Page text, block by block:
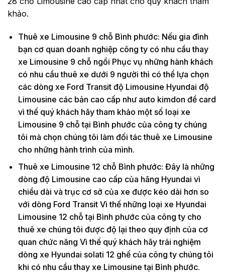
khảo.
Thuê xe Limousine 9 chỗ Bình phước: Nếu gia đình
bạn cơ quan doanh nghiệp công ty có nhu cầu thay
xe Limousine 9 chỗ ngồi Phục vụ những hành khách
có nhu cầu thuê xe dưới 9 người thì có thể lựa chọn
các dòng xe Ford Transit độ Limousine Hyundai độ
Limousine các bản cao cấp như auto kimdon đề card
vì thế quý khách hãy tham khảo một số loại xe
Limousine 9 chỗ tại Bình phước của công ty chúng
tôi mà chọn chúng tôi làm đối tác thuê xe Limousine
cho những hành trình của mình.
Thuê xe Limousine 12 chỗ Bình phước: Đây là những
dòng độ Limousine cao cấp của hãng Hyundai vì
chiều dài và trục cơ sở của xe được kéo dài hơn so
với dòng Ford Transit Vì thế những loại xe Hyundai
Limousine 12 chỗ tại Bình phước của công ty cho
thuê xe chúng tôi được độ lại theo quy định của cơ
quan chức năng Vì thế quý khách hãy trải nghiệm
dòng xe Hyundai solati 12 ghế của công ty chúng tôi
khi có nhu cầu thay xe Limousine tại Bình phước.